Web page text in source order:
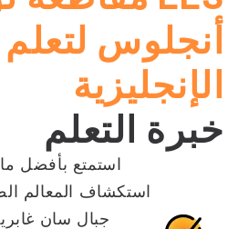
أنجلوس لتعلم
الإنجليزية
خبرة التعلم
استمتع بأفضل
استكشاف المعالم
جبال سان